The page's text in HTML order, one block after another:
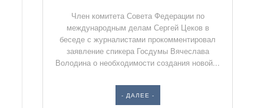
Член комитета Совета Федерации по
международным делам Сергей Цеков в
беседе с журналистами прокомментировал
заявление спикера Госдумы Вячеслава
Володина о необходимости создания новой...
- ДАЛЕЕ -